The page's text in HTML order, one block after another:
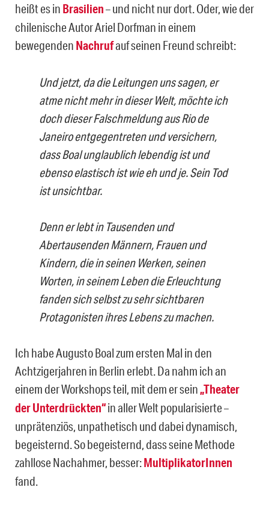
heißt es in Brasilien– und nicht nur dort. Oder, wie der
chilenische Autor Ariel Dorfman in einem
bewegenden Nachrufauf seinen Freund schreibt:
Und jetzt, da die Leitungen uns sagen, er
atme nicht mehr in dieser Welt, möchte ich
doch dieser Falschmeldung aus Rio de
Janeiro entgegentreten und versichern,
dass Boal unglaublich lebendig ist und
ebenso elastisch ist wie eh und je. Sein Tod
ist unsichtbar.
Denn er lebt in Tausenden und
Abertausenden Männern, Frauen und
Kindern, die in seinen Werken, seinen
Worten, in seinem Leben die Erleuchtung
fanden sich selbst zu sehr sichtbaren
Protagonisten ihres Lebens zu machen.
Ich habe Augusto Boal zum ersten Mal in den
Achtzigerjahren in Berlin erlebt. Da nahm ich an
einem der Workshops teil, mit dem er sein„Theater
der Unterdrückten“in aller Welt popularisierte –
unprätenziös, unpathetisch und dabei dynamisch,
begeisternd. So begeisternd, dass seine Methode
zahllose Nachahmer, besser:MultiplikatorInnen
fand.